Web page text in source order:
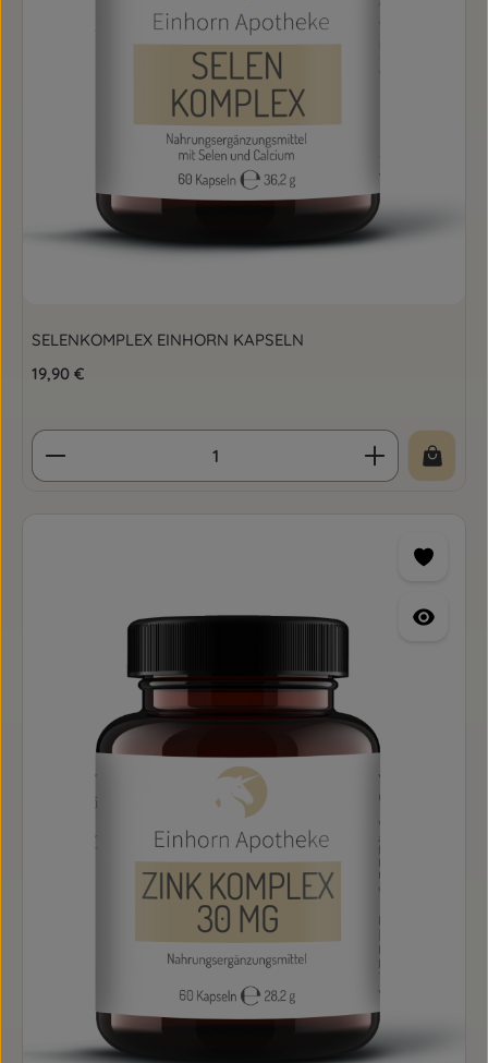
SELENKOMPLEX EINHORN KAPSELN
Regulärer Preis:
19,90 €
Produkt Anzahl: Gib den gewünschten Wert